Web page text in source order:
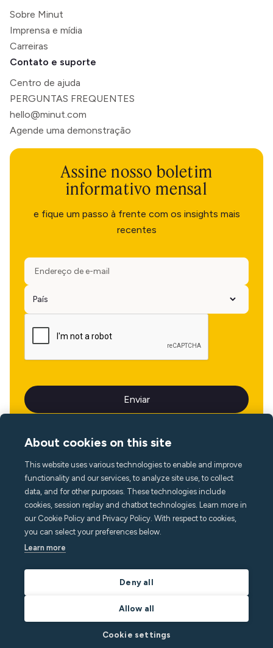
Sobre Minut
Imprensa e mídia
Carreiras
Contato e suporte
Centro de ajuda
PERGUNTAS FREQUENTES
hello@minut.com
Agende uma demonstração
Assine nosso boletim
informativo mensal
e fique um passo à frente com os insights mais
recentes
Idioma
About cookies on this site
This website uses various technologies to enable and improve
functionality and our services, to analyze site use, to collect
data, and for other purposes. These technologies include
cookies, session replay and chatbot technologies. Learn more in
our Cookie Policy and Privacy Policy. With respect to cookies,
you can select your preferences below.
Learn more
Deny all
Allow all
Cookie settings